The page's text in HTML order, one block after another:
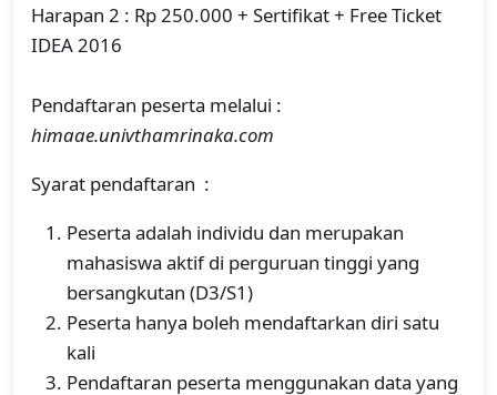
Harapan 2 : Rp 250.000 + Sertifikat + Free Ticket
IDEA 2016
Pendaftaran peserta melalui :
himaae.univthamrinaka.com
Syarat pendaftaran :
Peserta adalah individu dan merupakan
mahasiswa aktif di perguruan tinggi yang
bersangkutan (D3/S1)
Peserta hanya boleh mendaftarkan diri satu
kali
Pendaftaran peserta menggunakan data yang